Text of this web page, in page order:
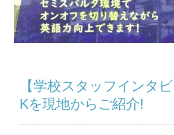
【学校スタッフインタ
Kを現地からご紹介!